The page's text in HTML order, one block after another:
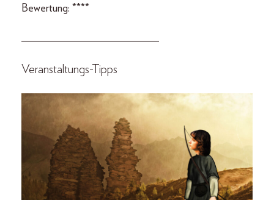
Bewertung: ****
_________________________
Veranstaltungs-Tipps